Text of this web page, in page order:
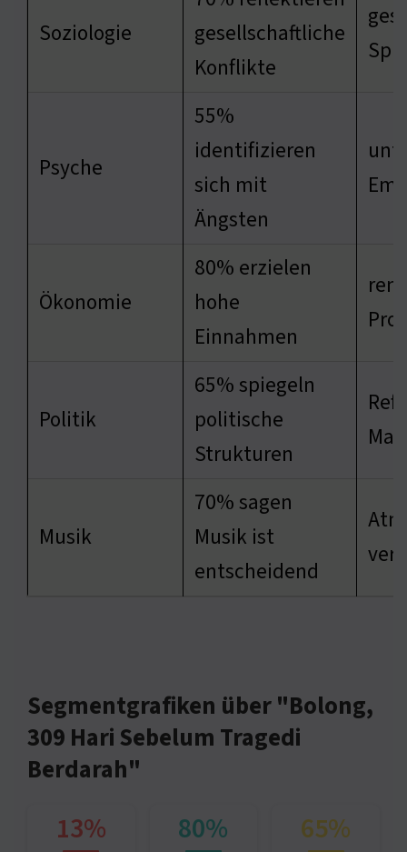
Soziologie
gesellschaftliche
Konflikte
Psyche
55%
identifizieren
sich mit
Ängsten
Ökonomie
80% erzielen
hohe
Einnahmen
Politik
65% spiegeln
politische
Strukturen
Musik
70% sagen
Musik ist
entscheidend
Segmentgrafiken über "Bolong,
309 Hari Sebelum Tragedi
Berdarah"
13% 80% 65%